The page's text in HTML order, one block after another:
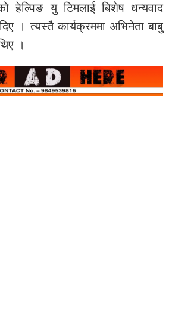
हेल्पिङ यु टिमलाई बिशेष धन्यवाद
दिए । त्यस्तै कार्यक्रममा अभिनेता बाबु
।